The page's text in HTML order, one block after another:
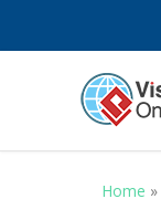
Home »